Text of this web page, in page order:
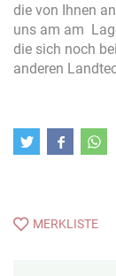
die von Ihnen
uns am am
die sich noch
anderen
MERKLISTE